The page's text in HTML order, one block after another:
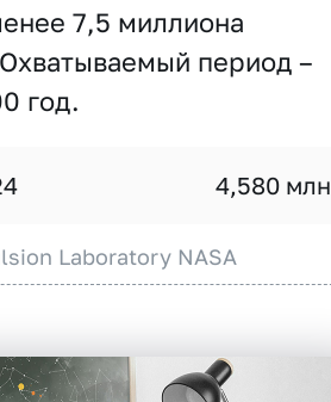
7,5 миллиона
период –
год.
4,580
Laboratory NASA